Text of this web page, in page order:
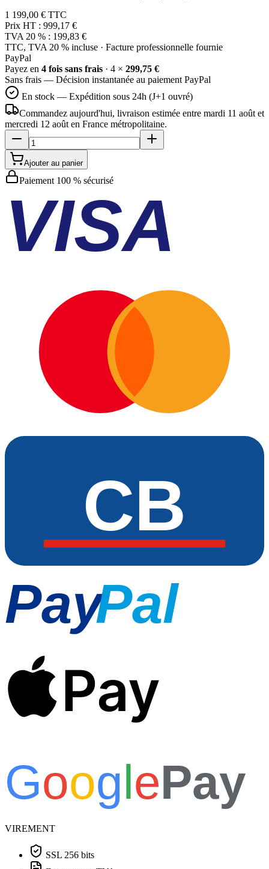
1 199,00 € TTC
Prix HT : 999,17 €
TVA 20 % : 199,83 €
TTC, TVA 20 % incluse · Facture professionnelle fournie
PayPal
Payez en 4 fois sans frais · 4 × 299,75 €
Sans frais — Décision instantanée au paiement PayPal
En stock — Expédition sous 24h (J+1 ouvré)
Commandez aujourd'hui, livraison estimée entre mardi 11 août et
mercredi 12 août en France métropolitaine.
Ajouter au panier
Paiement 100 % sécurisé
VISA
CB
PayPal
Pay
GooglePay
VIREMENT
SSL 256 bits